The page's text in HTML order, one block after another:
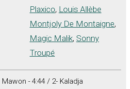
Plaxico, Louis Allèbe
Montjoly De Montaigne,
Magic Malik, Sonny
Troupé
- 4:44 / 2- Kaladja